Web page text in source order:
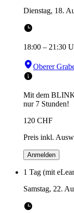
Dienstag, 18.
18:00 – 21:30
Oberer
Mit dem
nur 7 Stunden!
120 CHF
Preis inkl.
Anmelden
1 Tag (mit
Samstag, 22.